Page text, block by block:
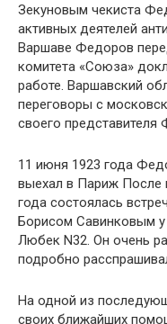
Зекуновым чекиста
активных деятелей
Варшаве Федоров
комитета «Союза»
работе. Варшавский
переговоры с
своего представителя
11 июня 1923 года
выехал в Париж После
года состоялась
Борисом Савинковым у
Любек N32. Он очень
подробно
На одной из
своих ближайших